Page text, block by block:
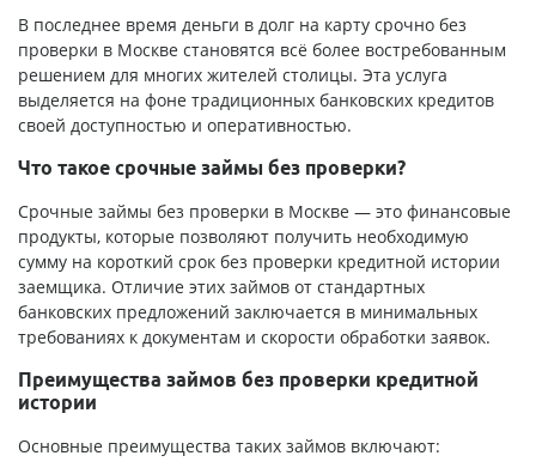
В последнее время деньги в долг на карту срочно без
проверки в Москве становятся всё более востребованным
решением для многих жителей столицы. Эта услуга
выделяется на фоне традиционных банковских кредитов
своей доступностью и оперативностью.
Что такое срочные займы без проверки?
Срочные займы без проверки в Москве — это финансовые
продукты, которые позволяют получить необходимую
сумму на короткий срок без проверки кредитной истории
заемщика. Отличие этих займов от стандартных
банковских предложений заключается в минимальных
требованиях к документам и скорости обработки заявок.
Преимущества займов без проверки кредитной
истории
Основные преимущества таких займов включают: